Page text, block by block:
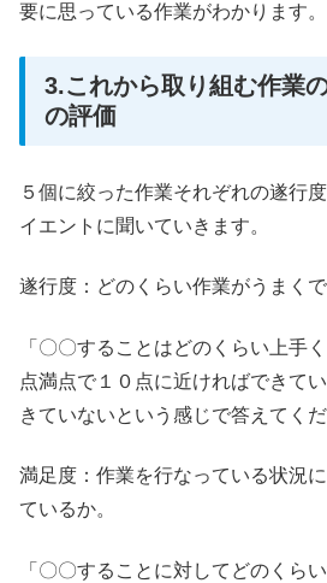
要に思っている作業がわかります。
3.これから取り組む作業
の評価
５個に絞った作業それぞれの遂行
イエントに聞いていきます。
遂行度：どのくらい作業がうまくで
「〇〇することはどのくらい上手
点満点で１０点に近ければできて
きていないという感じで答えてくだ
満足度：作業を行なっている状況
ているか。
「〇〇することに対してどのくら